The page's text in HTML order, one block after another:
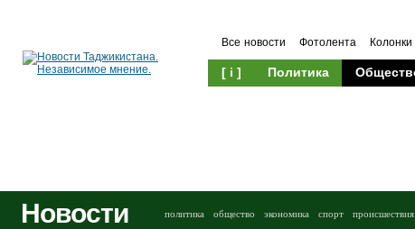
Все новости Фотолента Колонки
[ i ] Политика
Новости политика общество экономика спорт происшествия